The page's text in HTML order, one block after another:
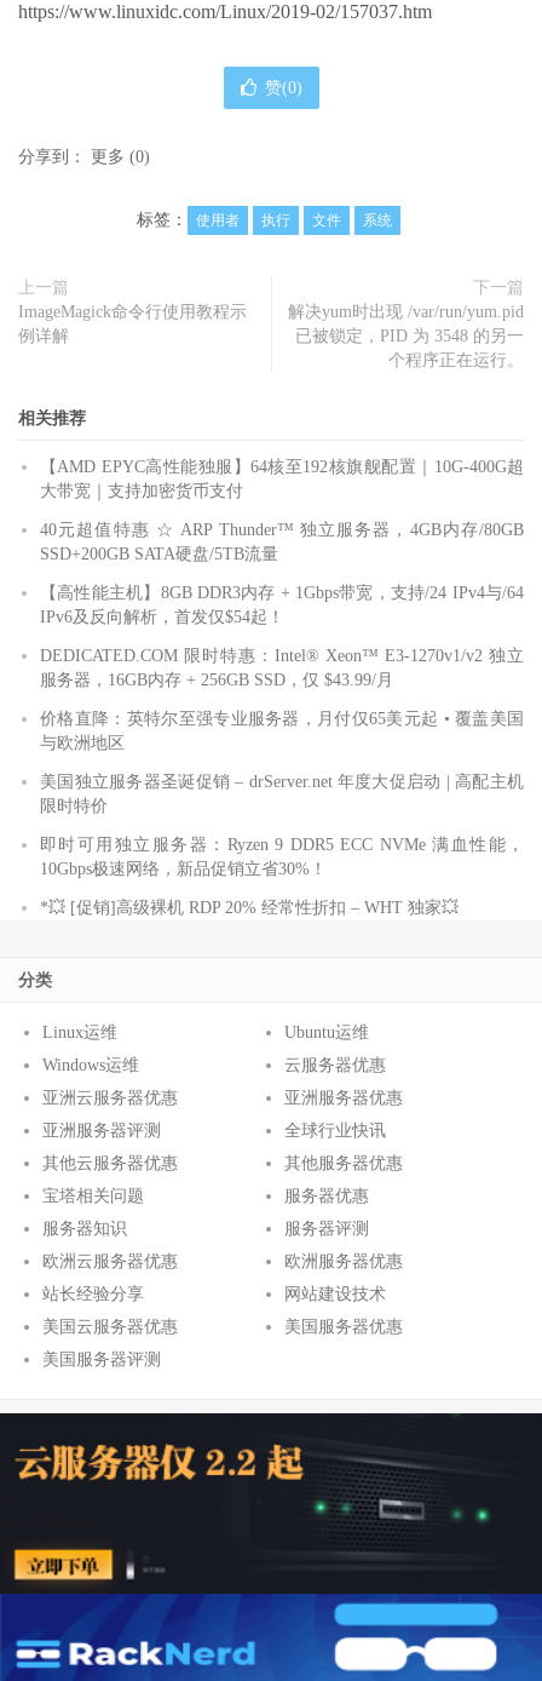
https://www.linuxidc.com/Linux/2019-02/157037.htm
赞(0)
分享到： 更多 (0)
标签： 使用者 执行 文件 系统
上一篇
ImageMagick命令行使用教程示
例详解
下一篇
解决yum时出现 /var/run/yum.pid
已被锁定，PID 为 3548 的另一
个程序正在运行。
相关推荐
【AMD EPYC高性能独服】64核至192核旗舰配置｜10G-400G超
大带宽｜支持加密货币支付
40元超值特惠 ☆ ARP Thunder™ 独立服务器，4GB内存/80GB
SSD+200GB SATA硬盘/5TB流量
【高性能主机】8GB DDR3内存 + 1Gbps带宽，支持/24 IPv4与/64
IPv6及反向解析，首发仅$54起！
DEDICATED.COM 限时特惠：Intel® Xeon™ E3-1270v1/v2 独立
服务器，16GB内存 + 256GB SSD，仅 $43.99/月
价格直降：英特尔至强专业服务器，月付仅65美元起 • 覆盖美国
与欧洲地区
美国独立服务器圣诞促销 – drServer.net 年度大促启动 | 高配主机
限时特价
即时可用独立服务器：Ryzen 9 DDR5 ECC NVMe 满血性能，
10Gbps极速网络，新品促销立省30%！
*💥 [促销]高级裸机 RDP 20% 经常性折扣 – WHT 独家💥
分类
Linux运维
Ubuntu运维
Windows运维
云服务器优惠
亚洲云服务器优惠
亚洲服务器优惠
亚洲服务器评测
全球行业快讯
其他云服务器优惠
其他服务器优惠
宝塔相关问题
服务器优惠
服务器知识
服务器评测
欧洲云服务器优惠
欧洲服务器优惠
站长经验分享
网站建设技术
美国云服务器优惠
美国服务器优惠
美国服务器评测